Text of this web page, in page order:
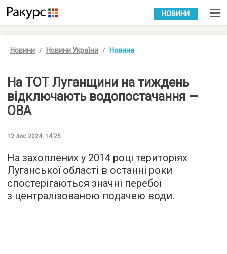
УКР РУС
НОВИНИ
Новини Новини України Новина
На ТОТ Луганщини на тиждень
відключають водопостачання —
ОВА
12 лис 2024, 14:25
На захоплених у 2014 році територіях
Луганської області в останні роки
спостерігаються значні перебої
з централізованою подачею води.